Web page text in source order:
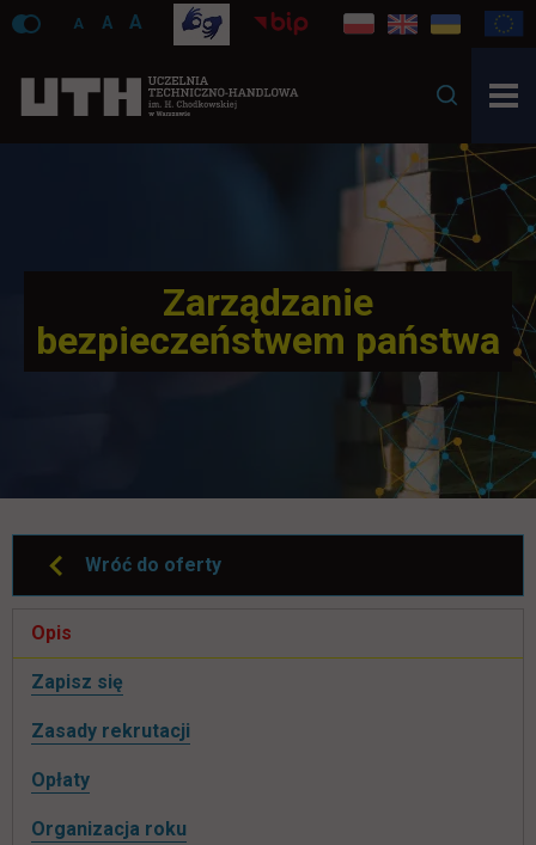
A A A
Zarządzanie
bezpieczeństwem państwa
Wróć do oferty
Pomiń
nawigacje
Opis
Zapisz się
Zasady rekrutacji
Opłaty
Organizacja roku